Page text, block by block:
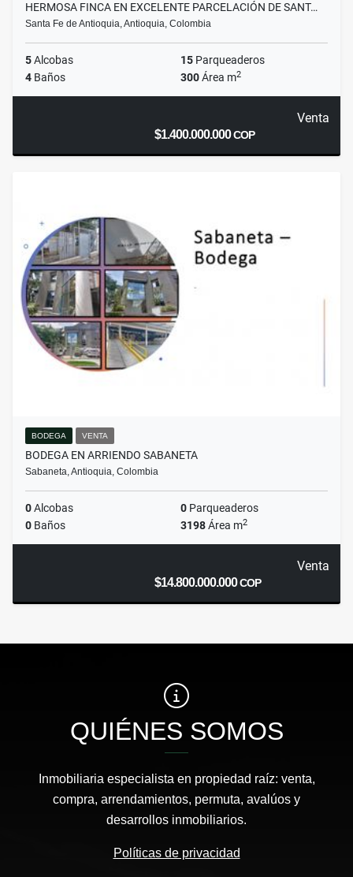
HERMOSA FINCA EN EXCELENTE PARCELACIÓN DE SANT…
Santa Fe de Antioquia, Antioquia, Colombia
5Alcobas 15 Parqueaderos
4 Baños 300Área m2
Venta
$1.400.000.000COP
BODEGA VENTA
BODEGA EN ARRIENDO SABANETA
Sabaneta, Antioquia, Colombia
0Alcobas 0 Parqueaderos
0 Baños 3198Área m2
Venta
$14.800.000.000COP
QUIÉNES SOMOS
Inmobiliaria especialista en propiedad raíz: venta,
compra, arrendamientos, permuta, avalúos y
desarrollos inmobiliarios.
Políticas de privacidad